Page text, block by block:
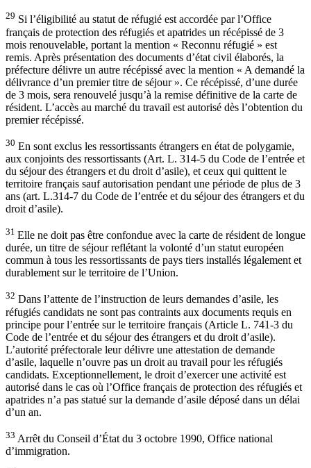
29 Si l’éligibilité au statut de réfugié est accordée par l’Office
français de protection des réfugiés et apatrides un récépissé de 3
mois renouvelable, portant la mention « Reconnu réfugié » est
remis. Après présentation des documents d’état civil élaborés, la
préfecture délivre un autre récépissé avec la mention « A demandé la
délivrance d’un premier titre de séjour ». Ce récépissé, d’une durée
de 3 mois, sera renouvelé jusqu’à la remise définitive de la carte de
résident. L’accès au marché du travail est autorisé dès l’obtention du
premier récépissé.
30 En sont exclus les ressortissants étrangers en état de polygamie,
aux conjoints des ressortissants (Art. L. 314-5 du Code de l’entrée et
du séjour des étrangers et du droit d’asile), et ceux qui quittent le
territoire français sauf autorisation pendant une période de plus de 3
ans (art. L.314-7 du Code de l’entrée et du séjour des étrangers et du
droit d’asile).
31 Elle ne doit pas être confondue avec la carte de résident de longue
durée, un titre de séjour reflétant la volonté d’un statut européen
commun à tous les ressortissants de pays tiers installés légalement et
durablement sur le territoire de l’Union.
32 Dans l’attente de l’instruction de leurs demandes d’asile, les
réfugiés candidats ne sont pas contraints aux documents requis en
principe pour l’entrée sur le territoire français (Article L. 741-3 du
Code de l’entrée et du séjour des étrangers et du droit d’asile).
L’autorité préfectorale leur délivre une attestation de demande
d’asile, laquelle n’ouvre pas un droit au travail pour les réfugiés
candidats. Exceptionnellement, le droit d’exercer une activité est
autorisé dans le cas où l’Office français de protection des réfugiés et
apatrides n’a pas statué sur la demande d’asile déposé dans un délai
d’un an.
33 Arrêt du Conseil d’État du 3 octobre 1990, Office national
d’immigration.